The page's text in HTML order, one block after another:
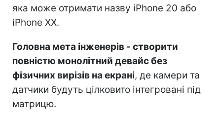
яка може отримати назву iPhone 20 або
iPhone XX.
Головна мета інженерів - створити
повністю монолітний девайс без
фізичних вирізів на екрані, де камери та
датчики будуть цілковито інтегровані під
матрицю.